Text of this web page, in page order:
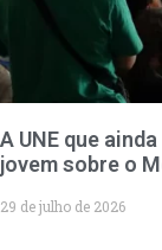
A UNE que
jovem sobre o
29 de julho de 2026